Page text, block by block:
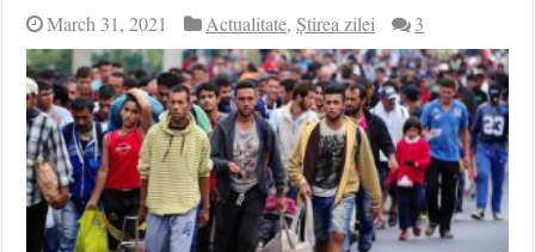
March 31, 2021 Actualitate,Știrea zilei 3